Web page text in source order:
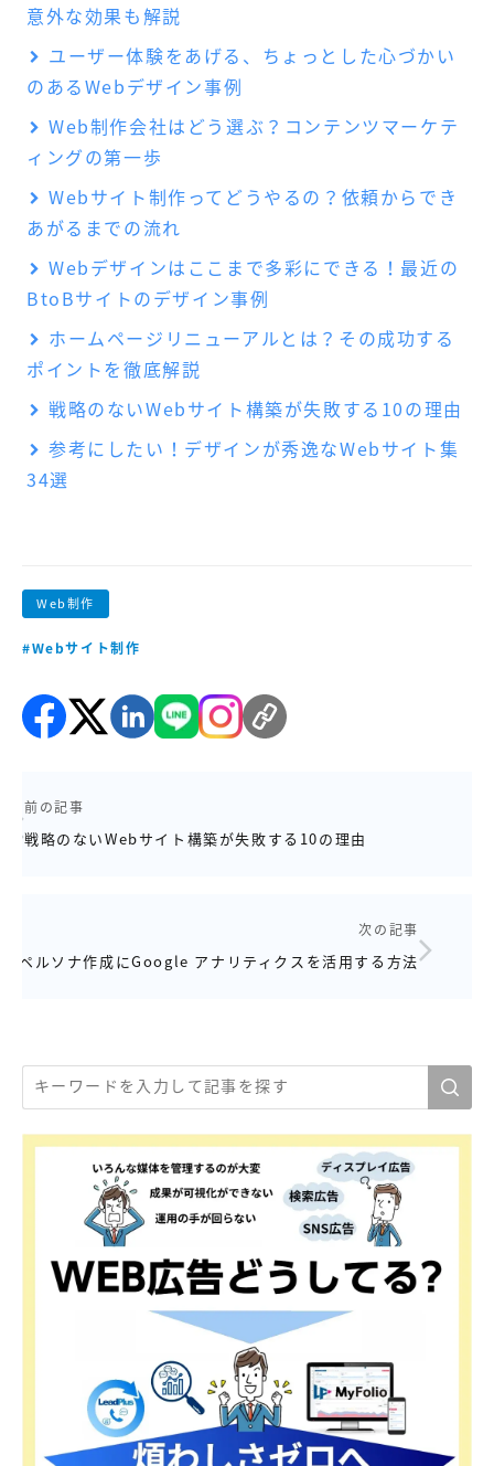
Web制作
#Webサイト制作
前の記事
戦略のないWebサイト構築が失敗する10の理由
次の記事
ペルソナ作成にGoogle アナリティクスを活用する方法
意外な効果も解説
ユーザー体験をあげる、ちょっとした心づかい
のあるWebデザイン事例
Web制作会社はどう選ぶ？コンテンツマーケテ
ィングの第一歩
Webサイト制作ってどうやるの？依頼からでき
あがるまでの流れ
Webデザインはここまで多彩にできる！最近の
BtoBサイトのデザイン事例
ホームページリニューアルとは？その成功する
ポイントを徹底解説
戦略のないWebサイト構築が失敗する10の理由
参考にしたい！デザインが秀逸なWebサイト集
34選